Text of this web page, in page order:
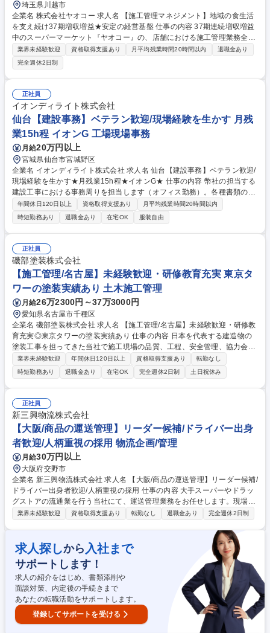
埼玉県川越市
企業名 株式会社ヤオコー 求人名 【施工管理マネジメント】地域の食生活
を支え続け37期増収増益★安定の経営基盤 仕事の内容 37期連続増収増益
中のスーパーマーケット『ヤオコー』の、店舗における施工管理業務全般
をお任せいたします。 【詳細】■改装店舗のPM ■建築工事期間の工程管理
から施工者との調整及び社内関連部門との調整、予算管理 募集職種 【施
工管理マネジメント】地域の食生活を支え続け37期増収増益★安定の経営
基盤
業界未経験歓迎 資格取得支援あり 月平均残業時間20時間以内
退職金あり
完全週休2日制
正社員
イオンディライト株式会社
仙台【建設事務】ベテラン歓迎/現場経験を生かす 月残
業15h程 イオンG 工場現場事務
月給20万円以上
宮城県仙台市宮城野区
企業名 イオンディライト株式会社 求人名 仙台【建設事務】ベテラン歓迎/
現場経験を生かす★月残業15h程★イオンG★ 仕事の内容 幣社の担当する
建設工事における事務周りを担当します（オフィス勤務）。各種書類の作
成やスケジュール管理、現場で必要な資料作成等を担当します。 【具体的
には】商業施設工事に関する事務処理業務として、工事関連書類の作成・
管理、現場スタッフとの連絡調整、各種データ入力作業等を行います。建
設業界での知識を生かしつつ、バックオフィスとしてオフィス内で勤務を
いただきます。働き方を整えつつ、安定して働きたい方も歓迎です。 募集
職種 仙台【建設事務】ベテラン歓迎/現場経験を生かす★月残業15h程★イ
オンG★
年間休日120日以上 資格取得支援あり
月平均残業時間20時間以内
時短勤務あり
退職金あり 在宅OK 服装自由
正社員
磯部塗装株式会社
【施工管理/名古屋】未経験歓迎・研修教育充実 東京タ
ワーの塗装実績あり 土木施工管理
月給26万2300円～37万3000円
愛知県名古屋市千種区
企業名 磯部塗装株式会社 求人名 【施工管理/名古屋】未経験歓迎・研修教
育充実◎東京タワーの塗装実績あり 仕事の内容 日本を代表する建造物の
塗装工事を担ってきた当社で施工現場の品質、工程、安全管理、協力会社
の職人やお客様との折衝をお任せします 【施工実績】東京タワー・レイン
ボーブリッジ・明石海峡大橋など 【入社直後の業務】施工現場を見なが
ら、書類作成や補助からスタート 【ゆくゆくお任せする業務】約3年で小
規模現場の管理や現場の予算立てが出来るようになっていただくことを期
待しています。 【教育】独自のカリキュラムを用いてOJTを通して成長頂
きます。 【実績について】https://isobe-painting.co.jp/works/ 【働き方】
転勤なし/完全週休二日制/年間休日123日と働きやすい環境 募集職種 【施
工管理/名古屋】未経験歓迎・研修教育充実◎東京タワーの塗装実績あり
業界未経験歓迎 年間休日120日以上 資格取得支援あり
転勤なし
時短勤務あり
退職金あり 在宅OK 完全週休2日制 土日祝休み
正社員
新三興物流株式会社
【大阪/商品の運送管理】リーダー候補/ドライバー出身
者歓迎/人柄重視の採用 物流企画/管理
月給30万円以上
大阪府交野市
企業名 新三興物流株式会社 求人名 【大阪/商品の運送管理】リーダー候補/
ドライバー出身者歓迎/人柄重視の採用 仕事の内容 大手スーパーやドラッ
グストアの流通業を行う当社にて、運送管理業務をお任せします。現場社
員の管理業務や配車業務を主にご担当いただきます。将来的なリーダー候
状況を確認し、納期内にスムーズに荷物を届けられるように調整頂きま
す。 ■商品：食品（重さ1キロ～20キロ程度） ■担当エリア：近畿1円（兵
庫、京都、滋賀、和歌山、大阪） 将来的には新規エリアの現地調査などを
お任せするリーダー候補の募集です。 募集職種 【大阪/商品の運送管理】
リーダー候補/ドライバー出身者歓迎/人柄重視の採用
業界未経験歓迎 資格取得支援あり 転勤なし 退職金あり 完全週休2日制
求人探しから 入社まで
サポートします！
求人の紹介をはじめ、書類添削や
面談対策、内定後の手続きまで
あなたの転職活動をサポートします。
登録してサポートを受ける